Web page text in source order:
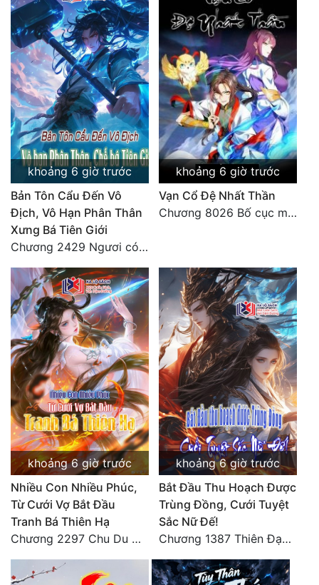
khoảng 6 giờ trước
Bản Tôn Cẩu Đến Vô
Địch, Vô Hạn Phân Thân
Xưng Bá Tiên Giới
Chương 2429 Ngươi có tuệ nhãn? Ta có...
khoảng 6 giờ trước
Vạn Cổ Đệ Nhất Thần
Chương 8026 Bố cục mới
khoảng 6 giờ trước
Nhiều Con Nhiều Phúc,
Từ Cưới Vợ Bắt Đầu
Tranh Bá Thiên Hạ
Chương 2297 Chu Du Du mang thai
khoảng 6 giờ trước
Bắt Đầu Thu Hoạch Được
Trùng Đồng, Cưới Tuyệt
Sắc Nữ Đế!
Chương 1387 Thiên Đạo đắc ý